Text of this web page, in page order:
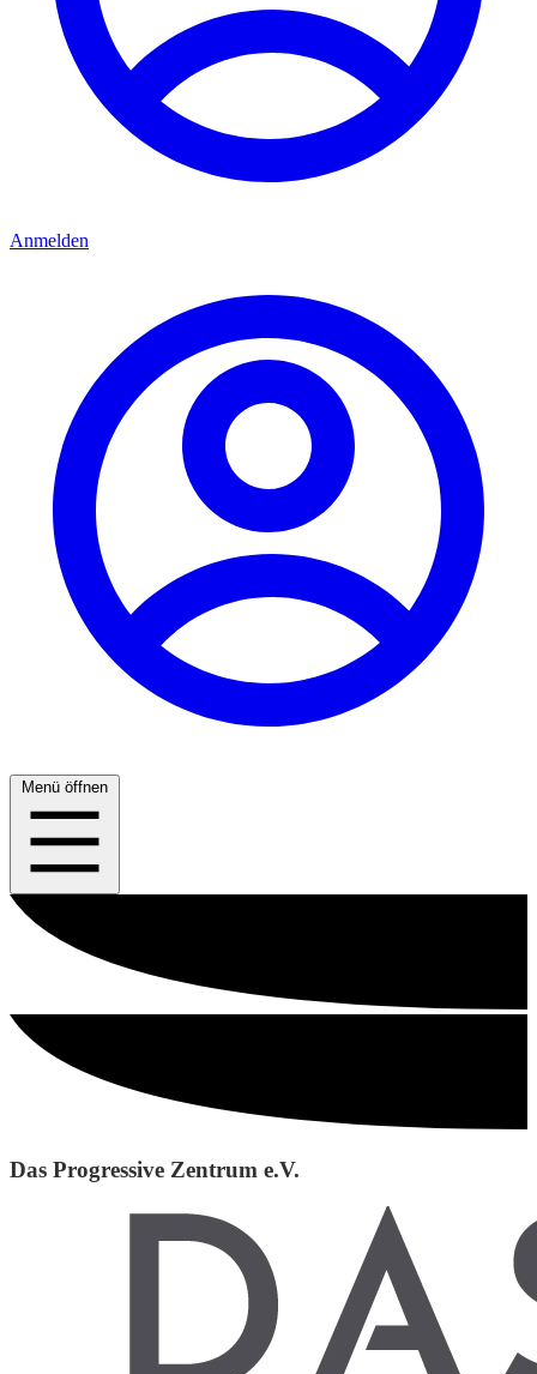
Anmelden
Menü öffnen
Das Progressive Zentrum e.V.